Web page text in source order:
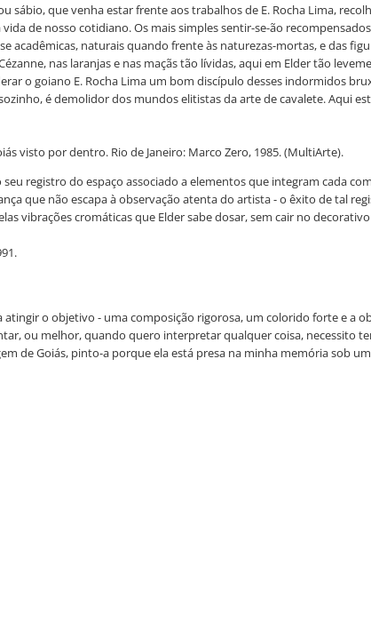
que venha estar frente aos trabalhos de E. Rocha Lima,
de nosso cotidiano. Os mais simples sentir-se-ão
acadêmicas, naturais quando frente às naturezas-mortas, e das
nas laranjas e nas maçãs tão lívidas, aqui em Elder tão
o goiano E. Rocha Lima um bom discípulo desses indormidos
é demolidor dos mundos elitistas da arte de cavalete. Aqui
visto por dentro. Rio de Janeiro: Marco Zero, 1985. (MultiArte).
registro do espaço associado a elementos que integram cada
que não escapa à observação atenta do artista - o êxito de tal
vibrações cromáticas que Elder sabe dosar, sem cair no
o objetivo - uma composição rigorosa, um colorido forte e a
ou melhor, quando quero interpretar qualquer coisa, necessito
de Goiás, pinto-a porque ela está presa na minha memória sob